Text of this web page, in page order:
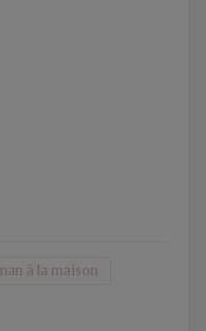
à la maison